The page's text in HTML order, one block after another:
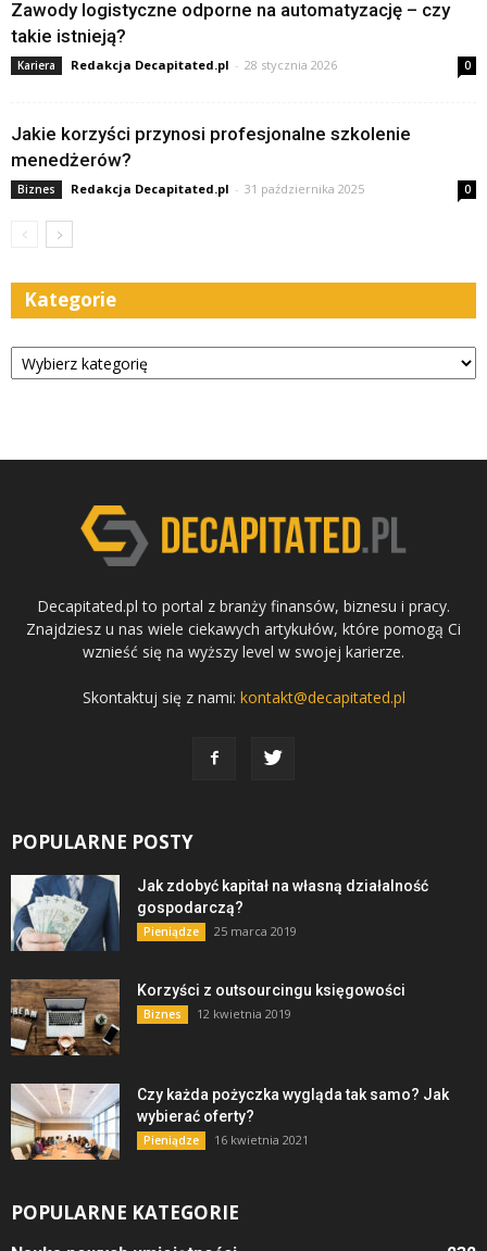
Zawody logistyczne odporne na automatyzację – czy
takie istnieją?
Kariera Redakcja Decapitated.pl - 28 stycznia 2026 0
Jakie korzyści przynosi profesjonalne szkolenie
menedżerów?
Biznes Redakcja Decapitated.pl - 31 października 2025 0
Kategorie
Kategorie
Decapitated.pl to portal z branży finansów, biznesu i pracy.
Znajdziesz u nas wiele ciekawych artykułów, które pomogą Ci
wznieść się na wyższy level w swojej karierze.
Skontaktuj się z nami: kontakt@decapitated.pl
POPULARNE POSTY
Jak zdobyć kapitał na własną działalność
gospodarczą?
Pieniądze 25 marca 2019
Korzyści z outsourcingu księgowości
Biznes 12 kwietnia 2019
Czy każda pożyczka wygląda tak samo? Jak
wybierać oferty?
Pieniądze 16 kwietnia 2021
POPULARNE KATEGORIE